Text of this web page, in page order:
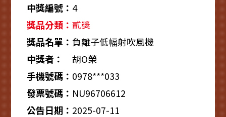
4
貳獎
負離子低幅射吹風機
胡O榮
0978***033
NU96706612
2025-07-11